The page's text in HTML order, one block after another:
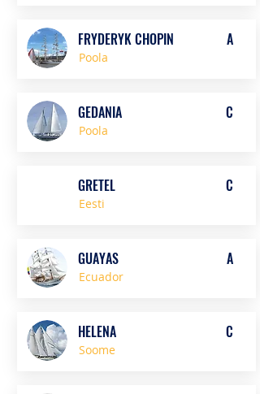
Poola
A
FRYDERYK CHOPIN
Poola
C
GEDANIA
Eesti
C
GRETEL
Ecuador
A
GUAYAS
Soome
C
HELENA